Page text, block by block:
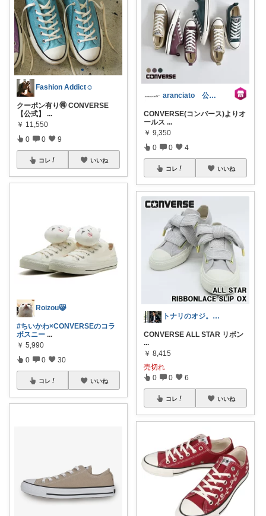
Fashion Addict☺︎
クーポン有り🉐 CONVERSE
【公式】
...
￥ 11,550
0 0 9
コレ いいね
Roizou😸
#ちいかわ×CONVERSEのコラ
ボスニー ...
￥ 5,990
0 0 30
コレ いいね
aranciato 公式アカウント
CONVERSE(コンバース)よりオ
ールス ...
￥ 9,350
0 0 4
コレ いいね
トナリのオジ。 40代からのイケオジ計画
CONVERSE ALL STAR リボン
...
￥ 8,415
売切れ
0 0 6
コレ いいね